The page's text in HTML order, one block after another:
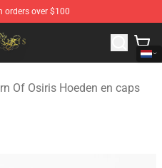
orders over $100
Born Of Osiris
Of Osiris Hoeden en caps